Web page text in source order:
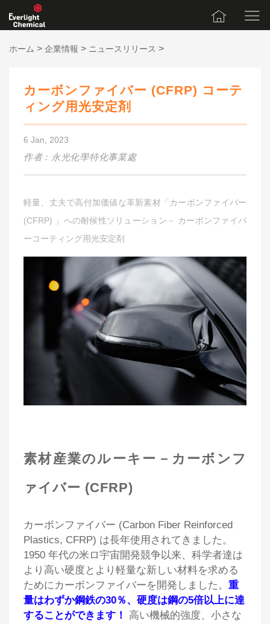
ホーム > 企業情報 > ニュースリリース >
カーボンファイバー (CFRP) コーテ
ィング用光安定剤
6 Jan, 2023
作者 : 永光化學特化事業處
軽量、丈夫で高付加価値な革新素材「カーボンファイバー
(CFRP) 」への耐候性ソリューション－ カーボンファイバ
ーコーティング用光安定剤
素材産業のルーキー－カーボンフ
ァイバー (CFRP)
カーボンファイバー (Carbon Fiber Reinforced
Plastics, CFRP) は長年使用されてきました。
1950 年代の米ロ宇宙開発競争以来、科学者達は
より高い硬度とより軽量な新しい材料を求める
ためにカーボンファイバーを開発しました。 重
量はわずか鋼鉄の30％、硬度は鋼の5倍以上に達
することができます！ 高い機械的強度、小さな